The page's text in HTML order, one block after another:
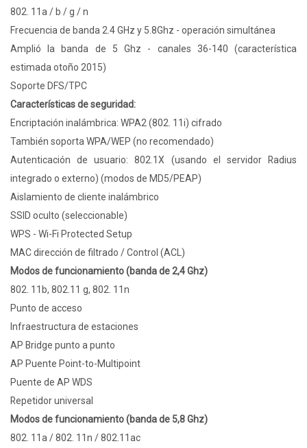
802. 11a / b / g / n
Frecuencia de banda 2.4 GHz y 5.8Ghz - operación simultánea
Amplió la banda de 5 Ghz - canales 36-140 (característica
estimada otoño 2015)
Soporte DFS/TPC
Características de seguridad:
Encriptación inalámbrica: WPA2 (802. 11i) cifrado
También soporta WPA/WEP (no recomendado)
Autenticación de usuario: 802.1X (usando el servidor Radius
integrado o externo) (modos de MD5/PEAP)
Aislamiento de cliente inalámbrico
SSID oculto (seleccionable)
WPS - Wi-Fi Protected Setup
MAC dirección de filtrado / Control (ACL)
Modos de funcionamiento (banda de 2,4 Ghz)
802. 11b, 802.11 g, 802. 11n
Punto de acceso
Infraestructura de estaciones
AP Bridge punto a punto
AP Puente Point-to-Multipoint
Puente de AP WDS
Repetidor universal
Modos de funcionamiento (banda de 5,8 Ghz)
802. 11a / 802. 11n / 802.11ac